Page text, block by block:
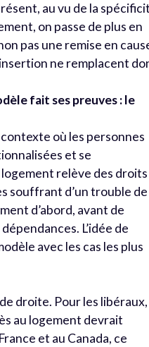
au vu de la
on passe de plus en
pas une remise en
ne remplacent
fait ses preuves : le
contexte où les personnes
et se
logement relève des droits
souffrant d’un trouble de
d’abord, avant de
L’idée de
avec les cas les plus
droite. Pour les libéraux,
au logement devrait
et au Canada, ce